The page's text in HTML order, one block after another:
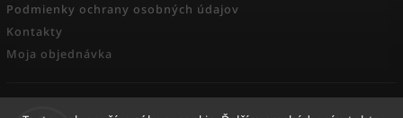
Podmienky ochrany osobných údajov
Kontakty
Moja objednávka
FACEBOOK